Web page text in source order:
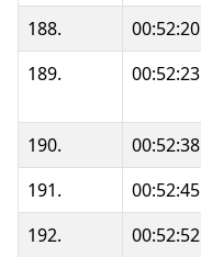
188.
00:52:20
189.
00:52:23
190. 00:52:38
191.
00:52:45
192.
00:52:52